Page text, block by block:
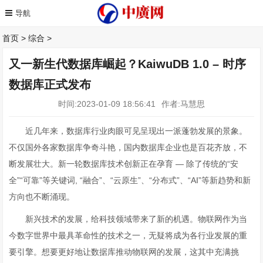
首页 >综合 >
又一新生代数据库崛起？KaiwuDB 1.0 – 时序
数据库正式发布
时间:2023-01-09 18:56:41 作者:马慧思
近几年来，数据库行业肉眼可见呈现出一派蓬勃发展的景象。
不仅国外各家数据库争奇斗艳，国内数据库企业也是百花齐放，不
断发展壮大。新一轮数据库技术创新正在孕育 — 除了传统的“安
全”“可靠”等关键词, “融合”、“云原生”、“分布式”、“AI”等新趋势和新
方向也不断涌现。
新兴技术的发展，给科技领域带来了新的机遇。物联网作为当
今数字世界中最具革命性的技术之一，无疑将成为各行业发展的重
要引擎。想要更好地让数据库推动物联网的发展，这其中充满挑